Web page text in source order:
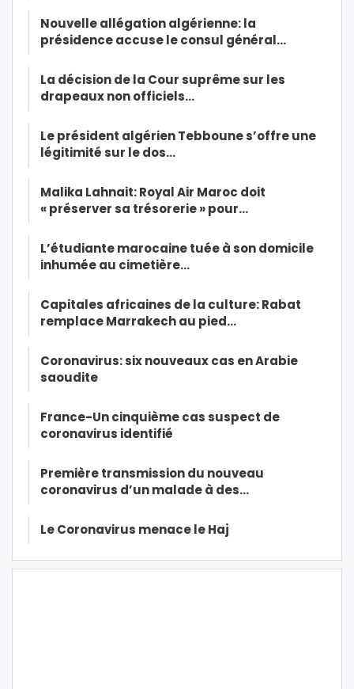
Nouvelle allégation algérienne: la
présidence accuse le consul général…
La décision de la Cour suprême sur les
drapeaux non officiels…
Le président algérien Tebboune s’offre une
légitimité sur le dos…
Malika Lahnait: Royal Air Maroc doit
« préserver sa trésorerie » pour…
L’étudiante marocaine tuée à son domicile
inhumée au cimetière…
Capitales africaines de la culture: Rabat
remplace Marrakech au pied…
Coronavirus: six nouveaux cas en Arabie
saoudite
France-Un cinquième cas suspect de
coronavirus identifié
Première transmission du nouveau
coronavirus d’un malade à des…
Le Coronavirus menace le Haj